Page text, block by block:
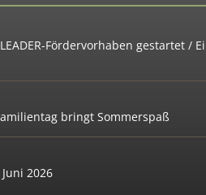
Fördervorhaben gestartet /
bringt Sommerspaß
2026